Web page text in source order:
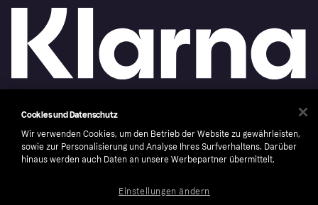
rights reserved. Klarna Bank AB (publ). Sveavägen 46, 111 34 Stockholm. Organization
number: 556737-0431
CookiesKlarna.com
Cookies und Datenschutz
Wir verwenden Cookies, um den Betrieb der Website zu gewährleisten,
sowie zur Personalisierung und Analyse Ihres Surfverhaltens. Darüber
hinaus werden auch Daten an unsere Werbepartner übermittelt.
Einstellungen ändern